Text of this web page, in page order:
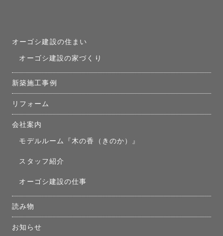
オーゴシ建設の住まい
オーゴシ建設の家づくり
新築施工事例
リフォーム
会社案内
モデルルーム『木の香（きのか）』
スタッフ紹介
オーゴシ建設の仕事
読み物
お知らせ